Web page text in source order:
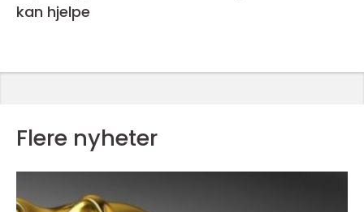
kan hjelpe
Flere nyheter